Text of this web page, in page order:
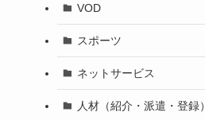
VOD
スポーツ
ネットサービス
人材（紹介・派遣・登録）